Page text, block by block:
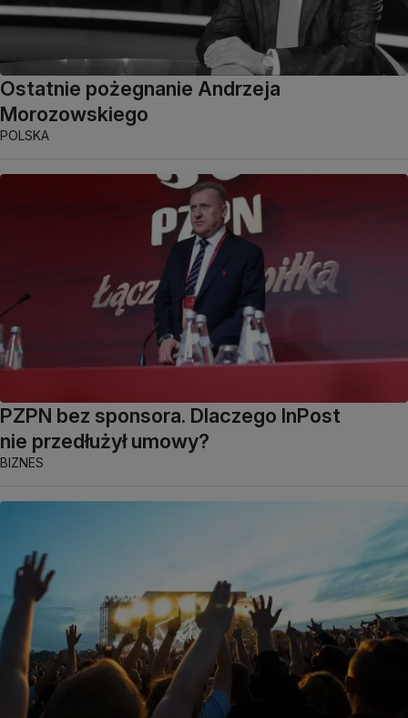
Ostatnie pożegnanie Andrzeja
Morozowskiego
POLSKA
PZPN bez sponsora. Dlaczego InPost
nie przedłużył umowy?
BIZNES